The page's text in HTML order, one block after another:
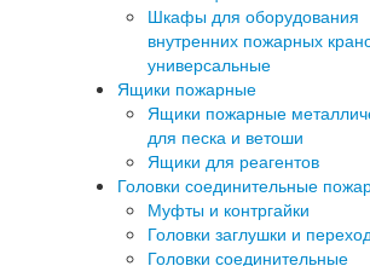
Шкафы для оборудования
внутренних пожарных
универсальные
Ящики пожарные
Ящики пожарные
для песка и ветоши
Ящики для реагентов
Головки соединительные
Муфты и контргайки
Головки заглушки и
Головки соединительные